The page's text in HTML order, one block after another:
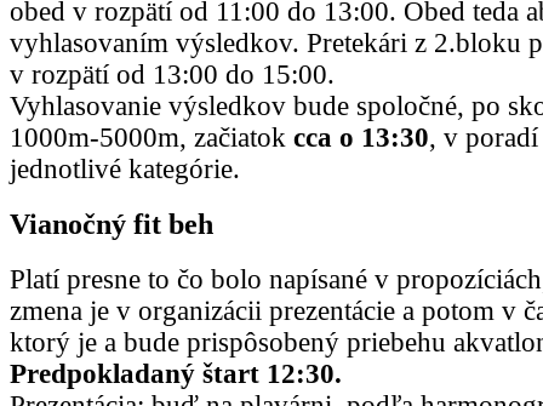
obed v rozpätí od 11:00 do 13:00. Obed teda
vyhlasovaním výsledkov. Pretekári z 2.bloku
v rozpätí od 13:00 do 15:00.
Vyhlasovanie výsledkov bude spoločné, po
1000m-5000m, začiatok cca o 13:30, v
jednotlivé kategórie.
Vianočný fit beh
Platí presne to čo bolo napísané v
zmena je v organizácii prezentácie a potom v
ktorý je a bude prispôsobený priebehu
Predpokladaný štart 12:30.